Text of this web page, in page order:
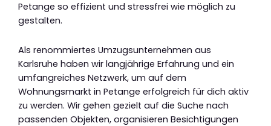
Petange so effizient und stressfrei wie möglich zu
gestalten.
Als renommiertes Umzugsunternehmen aus
Karlsruhe haben wir langjährige Erfahrung und ein
umfangreiches Netzwerk, um auf dem
Wohnungsmarkt in Petange erfolgreich für dich aktiv
zu werden. Wir gehen gezielt auf die Suche nach
passenden Objekten, organisieren Besichtigungen